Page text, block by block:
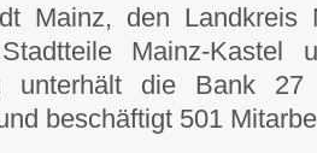
Mainz, den Landkreis
Mainz-Kastel
unterhält die Bank
beschäftigt 501